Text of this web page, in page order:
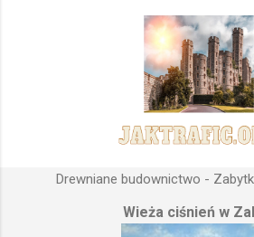
Drewniane budownictwo -
Wieża ciśnień w